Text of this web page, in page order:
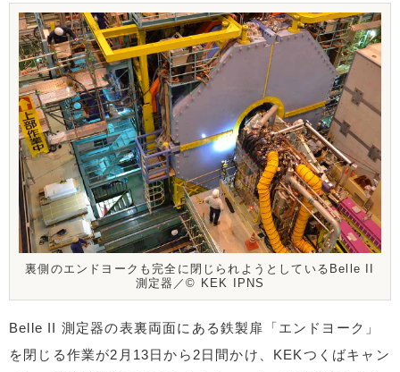
裏側のエンドヨークも完全に閉じられようとしているBelle II
測定器／©️ KEK IPNS
Belle II 測定器の表裏両面にある鉄製扉「エンドヨーク」
を閉じる作業が2月13日から2日間かけ、KEKつくばキャン